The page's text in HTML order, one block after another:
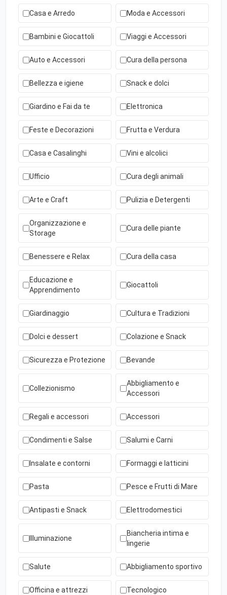
Casa e Arredo Moda e Accessori
Bambini e Giocattoli Viaggi e Accessori
Auto e Accessori Cura della persona
Bellezza e igiene Snack e dolci
Giardino e Fai da te Elettronica
Feste e Decorazioni Frutta e Verdura
Casa e Casalinghi Vini e alcolici
Ufficio Cura degli animali
Arte e Craft Pulizia e Detergenti
Organizzazione e
Storage
Cura delle piante
Benessere e Relax Cura della casa
Educazione e
Apprendimento
Giocattoli
Giardinaggio Cultura e Tradizioni
Dolci e dessert Colazione e Snack
Sicurezza e Protezione Bevande
Collezionismo
Abbigliamento e
Accessori
Regali e accessori Accessori
Condimenti e Salse Salumi e Carni
Insalate e contorni Formaggi e latticini
Pasta Pesce e Frutti di Mare
Antipasti e Snack Elettrodomestici
Illuminazione
Biancheria intima e
lingerie
Salute Abbigliamento sportivo
Officina e attrezzi Tecnologico